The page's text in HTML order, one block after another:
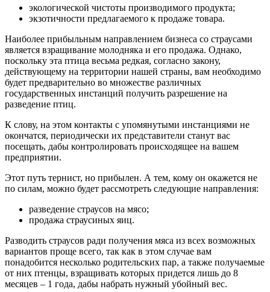
экологической чистоты производимого продукта;
экзотичности предлагаемого к продаже товара.
Наиболее прибыльным направлением бизнеса со страусами
является взращивание молодняка и его продажа. Однако,
поскольку эта птица весьма редкая, согласно закону,
действующему на территории нашей страны, вам необходимо
будет предварительно во множестве различных
государственных инстанций получить разрешение на
разведение птиц.
К слову, на этом контакты с упомянутыми инстанциями не
окончатся, периодически их представители станут вас
посещать, дабы контролировать происходящее на вашем
предприятии.
Этот путь тернист, но прибылен. А тем, кому он окажется не
по силам, можно будет рассмотреть следующие направления:
разведение страусов на мясо;
продажа страусиных яиц.
Разводить страусов ради получения мяса из всех возможных
вариантов проще всего, так как в этом случае вам
понадобится несколько родительских пар, а также получаемые
от них птенцы, взращивать которых придется лишь до 8
месяцев – 1 года, дабы набрать нужный убойный вес.